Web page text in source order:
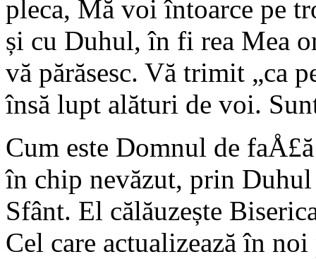
pleca, Mă voi întoarce pe
și cu Duhul, în fi rea Mea
vă părăsesc. Vă trimit „ca
însă lupt alături de voi.
Cum este Domnul de
în chip nevăzut, prin Duhul
Sfânt. El călăuzește
Cel care actualizează în